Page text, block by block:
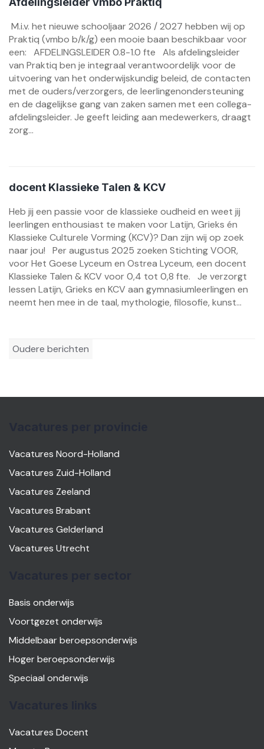
M.i.v. het nieuwe schooljaar 2026 / 2027 hebben wij op
Praktiq (vmbo b/k/g) een mooie baan beschikbaar voor
een: AFDELINGSLEIDER 0.8-1.0 fte Als afdelingsleider
van Praktiq ben je integraal verantwoordelijk voor de
uitvoering van het onderwijskundig beleid, de contacten
met de ouders/verzorgers, de leerlingenondersteuning
en de dagelijkse gang van zaken samen met een collega-
afdelingsleider. Je geeft leiding aan medewerkers, draagt
zorg...
docent Klassieke Talen & KCV
Heb jij een passie voor de klassieke oudheid en weet jij
leerlingen enthousiast te maken voor Latijn, Grieks én
Klassieke Culturele Vorming (KCV)? Dan zijn wij op zoek
naar jou! Per augustus 2025 zoeken Stichting VOOR,
voor Het Goese Lyceum en Ostrea Lyceum, een docent
Klassieke Talen & KCV voor 0,4 tot 0,8 fte. Je verzorgt
lessen Latijn, Grieks en KCV aan gymnasiumleerlingen en
neemt hen mee in de taal, mythologie, filosofie, kunst...
Berichtennavigatie
Oudere berichten
Vacatures Noord-Holland
Vacatures Zuid-Holland
Vacatures Zeeland
Vacatures Brabant
Vacatures Gelderland
Vacatures Utrecht
Basis onderwijs
Voortgezet onderwijs
Middelbaar beroepsonderwijs
Hoger beroepsonderwijs
Speciaal onderwijs
Vacatures Docent